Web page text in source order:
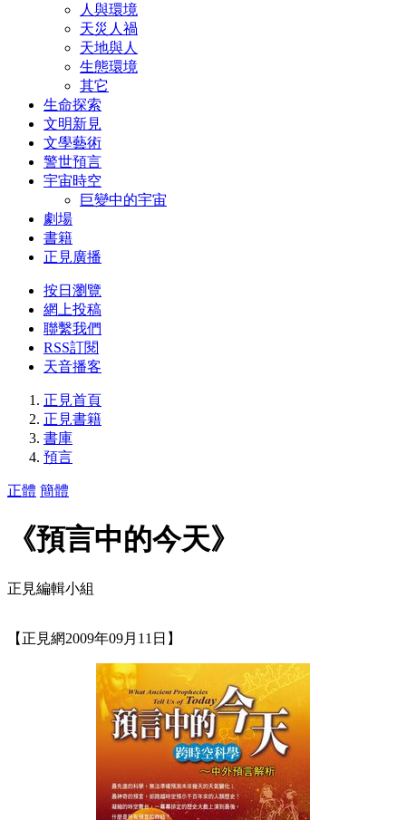
人與環境
天災人禍
天地與人
生態環境
其它
生命探索
文明新見
文學藝術
警世預言
宇宙時空
巨變中的宇宙
劇場
書籍
正見廣播
按日瀏覽
網上投稿
聯繫我們
RSS訂閱
天音播客
正見首頁
正見書籍
書庫
預言
正體 簡體
《預言中的今天》
正見編輯小組
【正見網2009年09月11日】